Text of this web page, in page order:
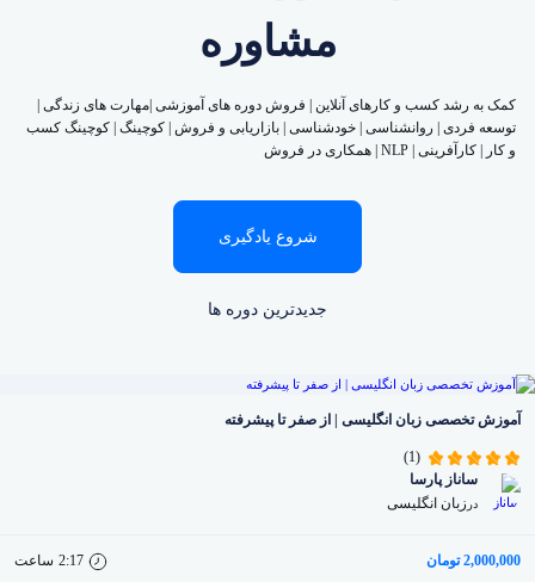
مشاوره
کمک به رشد کسب و کارهای آنلاین | فروش دوره های آموزشی |مهارت های زندگی |
توسعه فردی | روانشناسی | خودشناسی | بازاریابی و فروش | کوچینگ | کوچینگ کسب
و کار | کارآفرینی | NLP | همکاری در فروش
شروع یادگیری
جدیدترین دوره ها
آموزش تخصصی زبان انگلیسی | از صفر تا پیشرفته
(1)
ساناز پارسا
در زبان انگلیسی
2,000,000 تومان 2:17 ساعت